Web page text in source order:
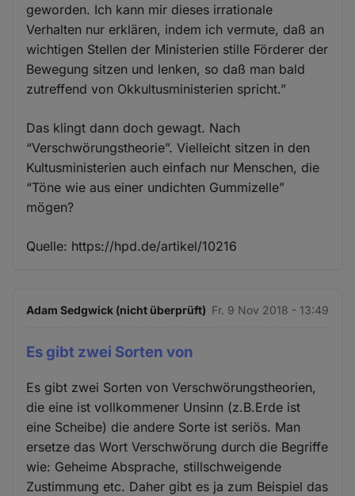
geworden. Ich kann mir dieses irrationale
Verhalten nur erklären, indem ich vermute, daß an
wichtigen Stellen der Ministerien stille Förderer der
Bewegung sitzen und lenken, so daß man bald
zutreffend von Okkultusministerien spricht.”
Das klingt dann doch gewagt. Nach
“Verschwörungstheorie”. Vielleicht sitzen in den
Kultusministerien auch einfach nur Menschen, die
“Töne wie aus einer undichten Gummizelle”
mögen?
Quelle: https://hpd.de/artikel/10216
Adam Sedgwick (nicht überprüft) Fr. 9 Nov 2018 - 13:49
Es gibt zwei Sorten von
Es gibt zwei Sorten von Verschwörungstheorien,
die eine ist vollkommener Unsinn (z.B.Erde ist
eine Scheibe) die andere Sorte ist seriös. Man
ersetze das Wort Verschwörung durch die Begriffe
wie: Geheime Absprache, stillschweigende
Zustimmung etc. Daher gibt es ja zum Beispiel das